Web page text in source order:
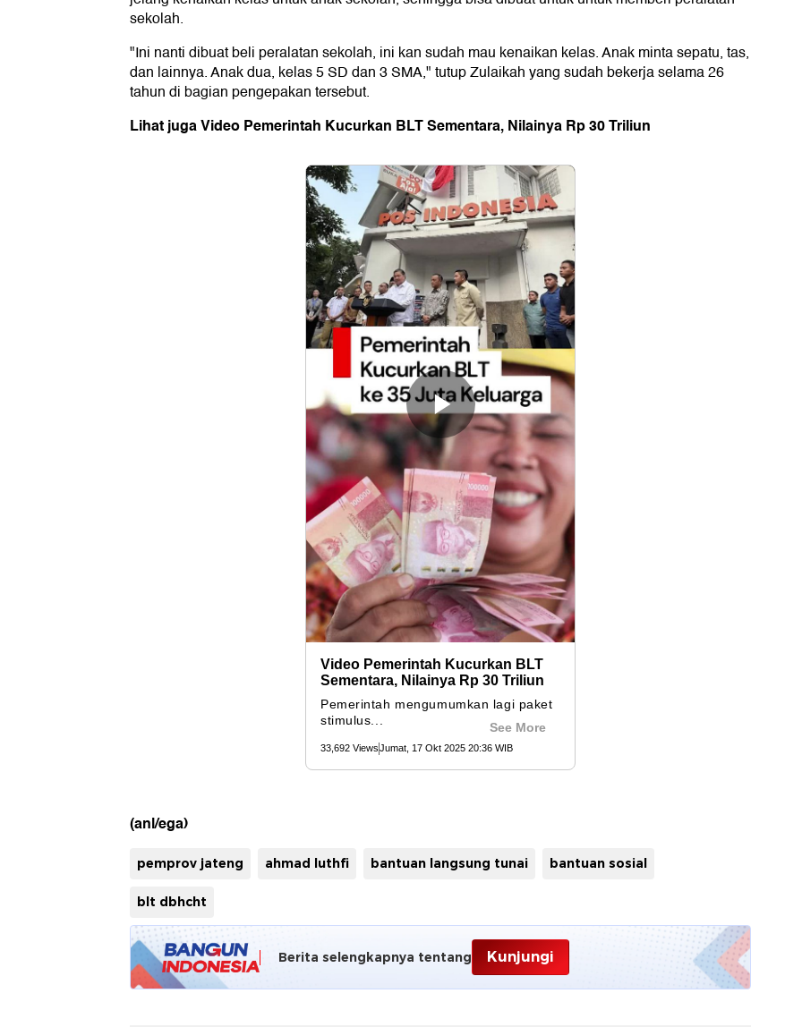
sekolah.
"Ini nanti dibuat beli peralatan sekolah, ini kan sudah mau kenaikan kelas. Anak minta sepatu, tas,
dan lainnya. Anak dua, kelas 5 SD dan 3 SMA," tutup Zulaikah yang sudah bekerja selama 26
tahun di bagian pengepakan tersebut.
Lihat juga Video Pemerintah Kucurkan BLT Sementara, Nilainya Rp 30 Triliun
(anl/ega)
pemprov jateng ahmad luthfi bantuan langsung tunai bantuan sosial
blt dbhcht
Berita selengkapnya tentang Kunjungi